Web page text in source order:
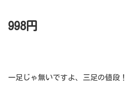
998円
一足じゃ無いですよ、三足の値段！